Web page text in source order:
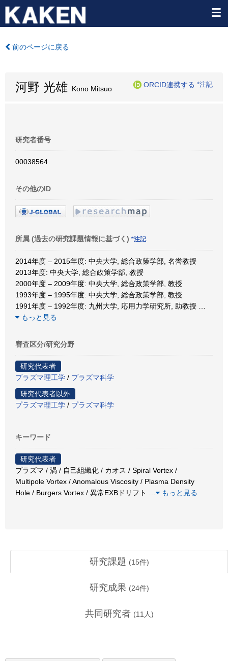
前のページに戻る
河野 光雄 Kono Mitsuo
ORCID連携する *注記
研究者番号
00038564
その他のID
所属 (過去の研究課題情報に基づく) *注記
2014年度 – 2015年度: 中央大学, 総合政策学部, 名誉教授
2013年度: 中央大学, 総合政策学部, 教授
2000年度 – 2009年度: 中央大学, 総合政策学部, 教授
1993年度 – 1995年度: 中央大学, 総合政策学部, 教授
1991年度 – 1992年度: 九州大学, 応用力学研究所, 助教授
もっと見る
審査区分/研究分野
研究代表者
プラズマ理工学 / プラズマ科学
研究代表者以外
プラズマ理工学 / プラズマ科学
キーワード
研究代表者
プラズマ / 渦 / 自己組織化 / カオス / Spiral Vortex /
Multipole Vortex / Anomalous Viscosity / Plasma Density
Hole / Burgers Vortex / 異常EXBドリフト
もっと見る
研究課題 (15件)
研究成果 (24件)
共同研究者 (11 人)